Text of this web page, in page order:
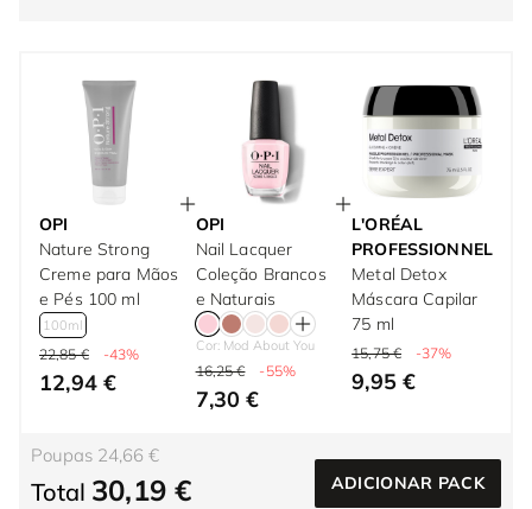
OPI
Nature Strong
Creme para Mãos
e Pés 100 ml
100ml
22,85 € -43%
12,94 €
OPI
Nail Lacquer
Coleção Brancos
e Naturais
Cor: Mod About You
16,25 € -55%
7,30 €
L'ORÉAL
PROFESSIONNEL
Metal Detox
Máscara Capilar
75 ml
15,75 € -37%
9,95 €
Poupas 24,66 €
Total 30,19 € ADICIONAR PACK